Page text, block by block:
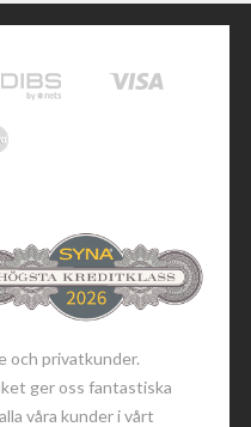
och privatkunder.
ger oss fantastiska
våra kunder i vårt